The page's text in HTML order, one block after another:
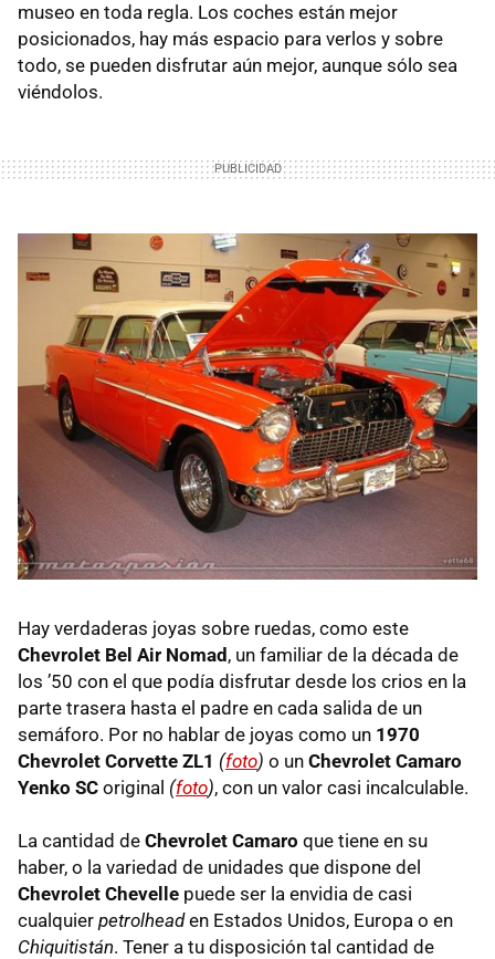
museo en toda regla. Los coches están mejor
posicionados, hay más espacio para verlos y sobre
todo, se pueden disfrutar aún mejor, aunque sólo sea
viéndolos.
Hay verdaderas joyas sobre ruedas, como este
Chevrolet Bel Air Nomad, un familiar de la década de
los ’50 con el que podía disfrutar desde los crios en la
parte trasera hasta el padre en cada salida de un
semáforo. Por no hablar de joyas como un 1970
Chevrolet Corvette ZL1 (foto) o un Chevrolet Camaro
Yenko SC original (foto), con un valor casi incalculable.
La cantidad de Chevrolet Camaro que tiene en su
haber, o la variedad de unidades que dispone del
Chevrolet Chevelle puede ser la envidia de casi
cualquier petrolheaden Estados Unidos, Europa o en
Chiquitistán. Tener a tu disposición tal cantidad de